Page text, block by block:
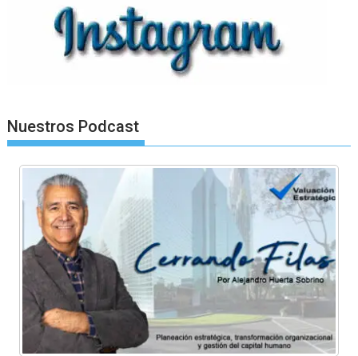
Nuestros Podcast